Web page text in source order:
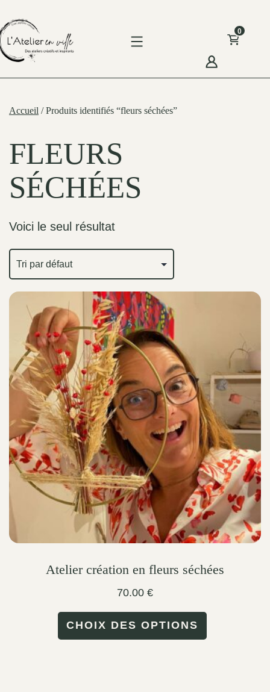
to
content
0
Accueil / Produits identifiés “fleurs séchées”
FLEURS
SÉCHÉES
Voici le seul résultat
Atelier création en fleurs séchées
70.00 €
CHOIX DES OPTIONS